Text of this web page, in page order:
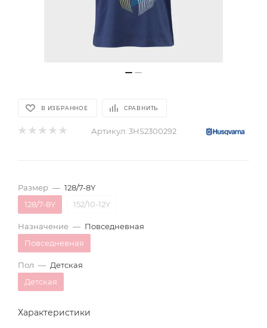
В ИЗБРАННОЕ СРАВНИТЬ
Артикул: 3HS2300292
Размер — 128/7-8Y
128/7-8Y
152/10-12Y
Назначение — Повседневная
Повседневная
Пол — Детская
Детская
Характеристики